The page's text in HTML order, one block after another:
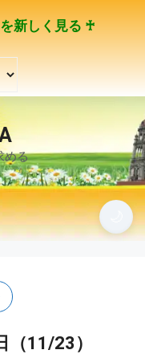
新しく見る ♰
める
11/23）